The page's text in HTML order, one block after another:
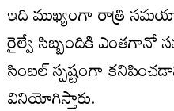
ఇది ముఖ్యంగా రాత్రి
రైల్వే సిబ్బందికి ఎంతగానో
సింబల్ స్పష్టంగా
వినియోగిస్తారు.